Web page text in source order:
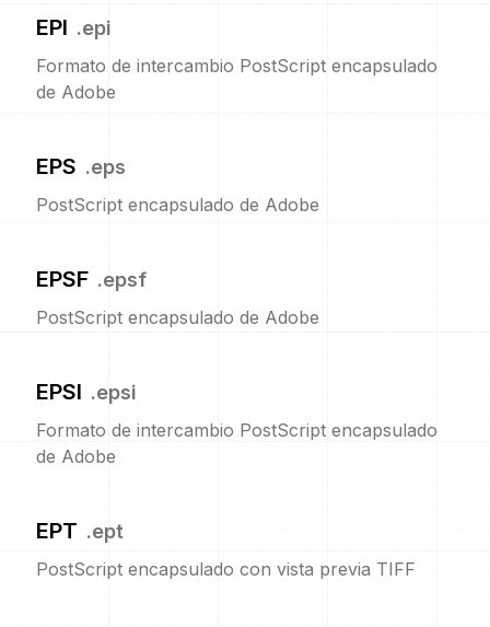
EPI .epi
Formato de intercambio PostScript encapsulado
de Adobe
EPS .eps
PostScript encapsulado de Adobe
EPSF .epsf
PostScript encapsulado de Adobe
EPSI .epsi
Formato de intercambio PostScript encapsulado
de Adobe
EPT .ept
PostScript encapsulado con vista previa TIFF